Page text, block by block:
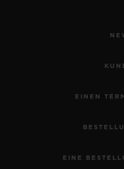
EINEN
EINE